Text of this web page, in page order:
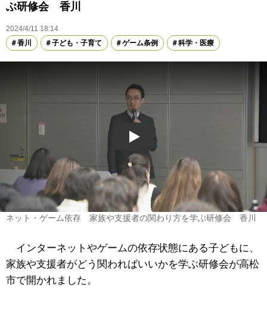
ぶ研修会 香川
2024/4/11 18:14
香川
子ども・子育て ゲーム条例 科学・医療
Play
ネット・ゲーム依存 家族や支援者の関わり方を学ぶ研修会 香川
インターネットやゲームの依存状態にある子どもに、
家族や支援者がどう関わればいいかを学ぶ研修会が高松
市で開かれました。